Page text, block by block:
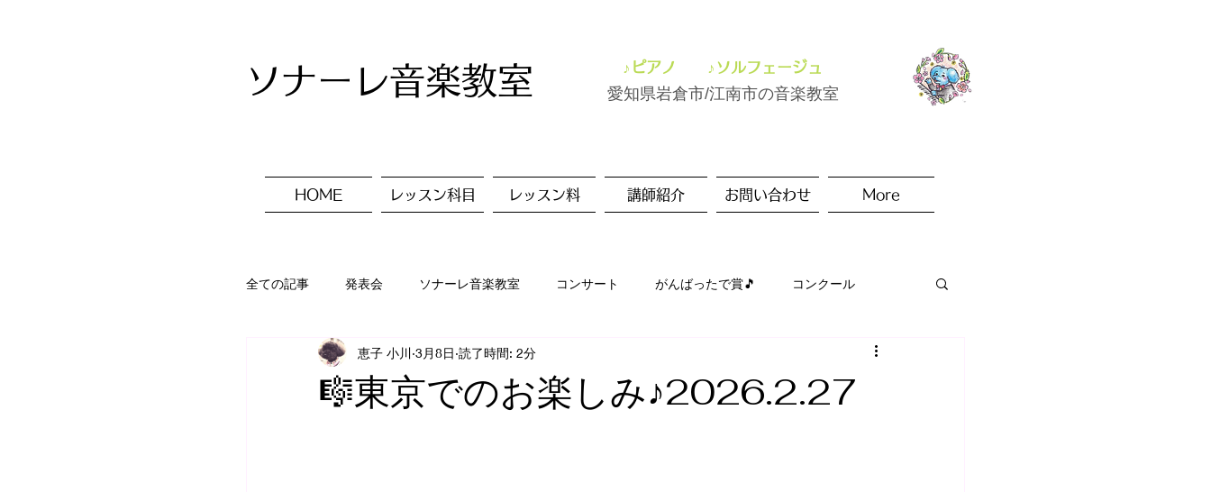
ソナーレ音楽教室 ♪ピアノ ♪ソルフェージュ
愛知県岩倉市/江南市の音楽教室
HOME レッスン科目 レッスン料 講師紹介 お問い合わせ More
全ての記事 発表会 ソナーレ音楽教室 コンサート がんばったで賞🎵 コンクール
入会ご案内 レッスン風景 美術✨
🎼東京でのお楽しみ♪2026.2.27
恵子 小川 3月8日 読了時間: 2分